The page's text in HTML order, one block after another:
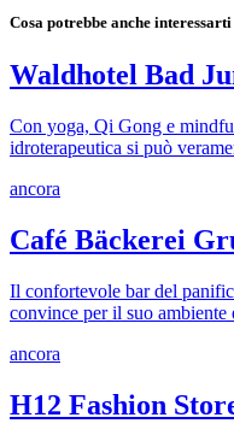
Cosa potrebbe anche interessarti
Waldhotel Bad
Con yoga, Qi Gong e
idroterapeutica si può
ancora
Café Bäckerei
Il confortevole bar del
convince per il suo
ancora
H12 Fashion